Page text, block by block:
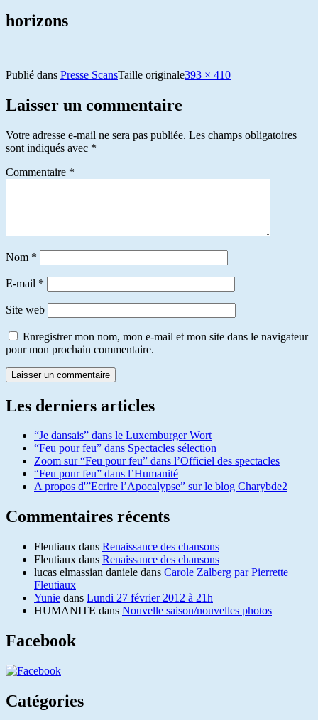
horizons
Publié dans Presse ScansTaille originale393 × 410
Laisser un commentaire
Votre adresse e-mail ne sera pas publiée. Les champs obligatoires
sont indiqués avec *
Commentaire *
Nom *
E-mail *
Site web
Enregistrer mon nom, mon e-mail et mon site dans le navigateur
pour mon prochain commentaire.
Les derniers articles
“Je dansais” dans le Luxemburger Wort
“Feu pour feu” dans Spectacles sélection
Zoom sur “Feu pour feu” dans l’Officiel des spectacles
“Feu pour feu” dans l’Humanité
A propos d'”Ecrire l’Apocalypse” sur le blog Charybde2
Commentaires récents
Fleutiaux dans Renaissance des chansons
Fleutiaux dans Renaissance des chansons
lucas elmassian daniele dans Carole Zalberg par Pierrette
Fleutiaux
Yunie dans Lundi 27 février 2012 à 21h
HUMANITE dans Nouvelle saison/nouvelles photos
Facebook
Catégories